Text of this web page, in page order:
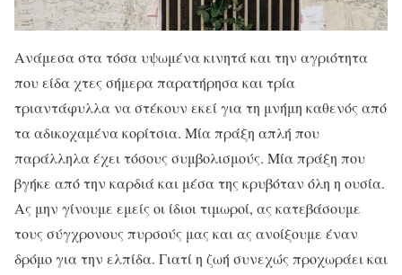
Ανάμεσα στα τόσα υψωμένα κινητά και την αγριότητα
που είδα χτες σήμερα παρατήρησα και τρία
τριαντάφυλλα να στέκουν εκεί για τη μνήμη καθενός από
τα αδικοχαμένα κορίτσια. Μία πράξη απλή που
παράλληλα έχει τόσους συμβολισμούς. Μία πράξη που
βγήκε από την καρδιά και μέσα της κρυβόταν όλη η ουσία.
Ας μην γίνουμε εμείς οι ίδιοι τιμωροί, ας κατεβάσουμε
τους σύγχρονους πυρσούς μας και ας ανοίξουμε έναν
δρόμο για την ελπίδα. Γιατί η ζωή συνεχώς προχωράει και